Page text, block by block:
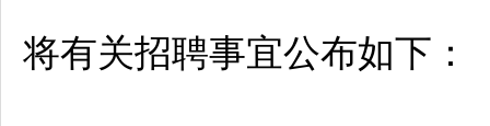
将有关招聘事宜公布如下：